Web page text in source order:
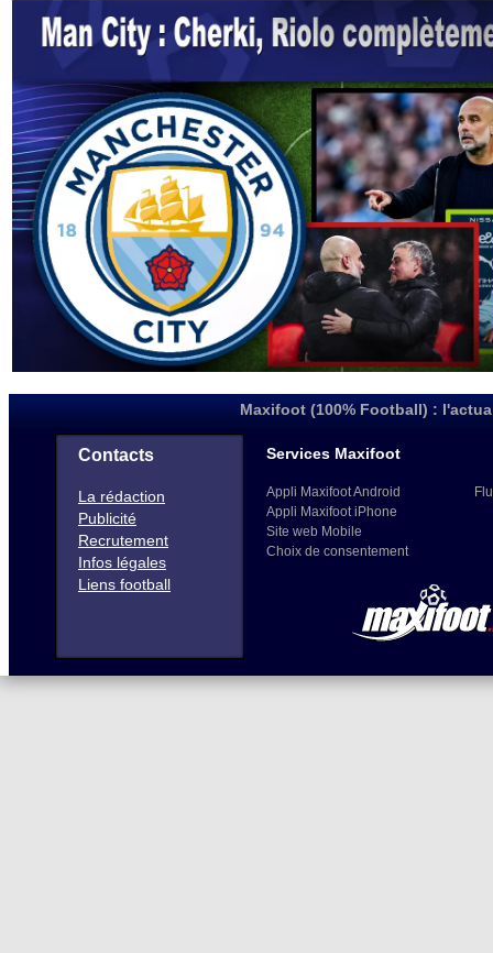
Maxifoot (100% Football) :
Contacts
La rédaction
Publicité
Recrutement
Infos légales
Liens football
Services Maxifoot
Appli Maxifoot Android
Appli Maxifoot iPhone
Site web Mobile
Choix de consentement